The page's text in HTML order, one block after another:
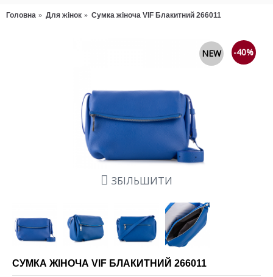
Головна Для жінок Сумка жіноча VIF Блакитний 266011
-40%
NEW
ЗБІЛЬШИТИ
СУМКА ЖІНОЧА VIF БЛАКИТНИЙ 266011